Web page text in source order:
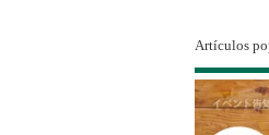
Artículos